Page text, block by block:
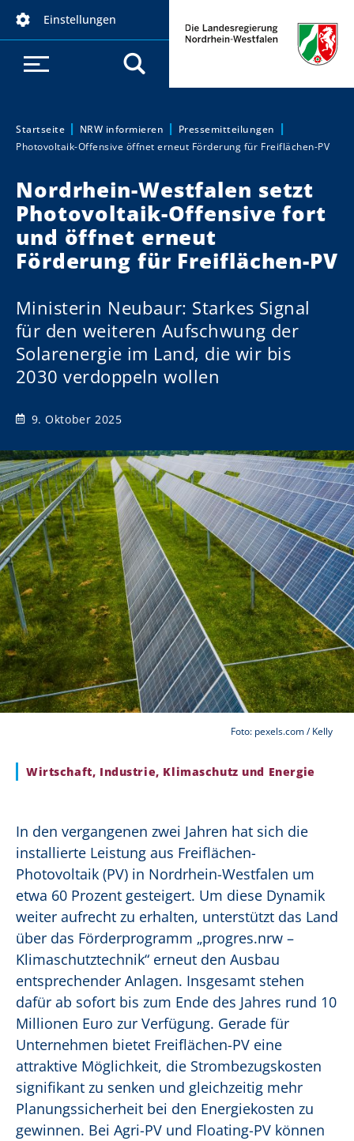
Einstellungen
Sie sind hier:
Startseite NRW informieren
Pressemitteilungen
Photovoltaik-Offensive öffnet erneut Förderung für Freiflächen-PV
Nordrhein-Westfalen setzt
Photovoltaik-Offensive fort
und öffnet erneut
Förderung für Freiflächen-PV
Ministerin Neubaur: Starkes Signal
für den weiteren Aufschwung der
Solarenergie im Land, die wir bis
2030 verdoppeln wollen
9. Oktober 2025
Foto: pexels.com / Kelly
Wirtschaft, Industrie, Klimaschutz und Energie
In den vergangenen zwei Jahren hat sich die
installierte Leistung aus Freiflächen-
Photovoltaik (PV) in Nordrhein-Westfalen um
etwa 60 Prozent gesteigert. Um diese Dynamik
weiter aufrecht zu erhalten, unterstützt das Land
über das Förderprogramm „progres.nrw –
Klimaschutztechnik“ erneut den Ausbau
entsprechender Anlagen. Insgesamt stehen
dafür ab sofort bis zum Ende des Jahres rund 10
Millionen Euro zur Verfügung. Gerade für
Unternehmen bietet Freiflächen-PV eine
attraktive Möglichkeit, die Strombezugskosten
signifikant zu senken und gleichzeitig mehr
Planungssicherheit bei den Energiekosten zu
gewinnen. Bei Agri-PV und Floating-PV können